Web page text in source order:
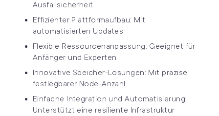
Ausfallsicherheit
Effizienter Plattformaufbau: Mit
automatisierten Updates
Flexible Ressourcenanpassung: Geeignet für
Anfänger und Experten
Innovative Speicher-Lösungen: Mit präzise
festlegbarer Node-Anzahl
Einfache Integration und Automatisierung:
Unterstützt eine resiliente Infrastruktur